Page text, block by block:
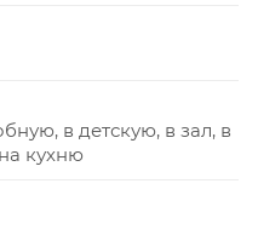
в детскую, в зал, в
кухню